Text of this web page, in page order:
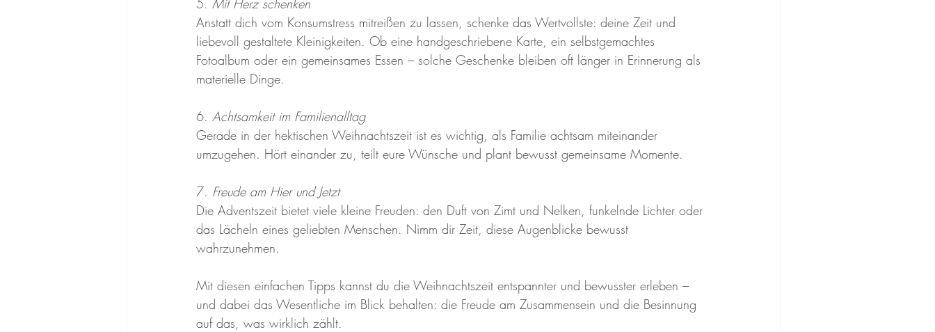
5. Mit Herz schenken
Anstatt dich vom Konsumstress mitreißen zu lassen, schenke das Wertvollste: deine Zeit und
liebevoll gestaltete Kleinigkeiten. Ob eine handgeschriebene Karte, ein selbstgemachtes
Fotoalbum oder ein gemeinsames Essen – solche Geschenke bleiben oft länger in Erinnerung als
materielle Dinge.
6. Achtsamkeit im Familienalltag
Gerade in der hektischen Weihnachtszeit ist es wichtig, als Familie achtsam miteinander
umzugehen. Hört einander zu, teilt eure Wünsche und plant bewusst gemeinsame Momente.
7. Freude am Hier und Jetzt
Die Adventszeit bietet viele kleine Freuden: den Duft von Zimt und Nelken, funkelnde Lichter oder
das Lächeln eines geliebten Menschen. Nimm dir Zeit, diese Augenblicke bewusst
wahrzunehmen.
Mit diesen einfachen Tipps kannst du die Weihnachtszeit entspannter und bewusster erleben –
und dabei das Wesentliche im Blick behalten: die Freude am Zusammensein und die Besinnung
auf das, was wirklich zählt.